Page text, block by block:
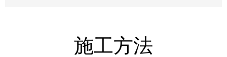
施工方法